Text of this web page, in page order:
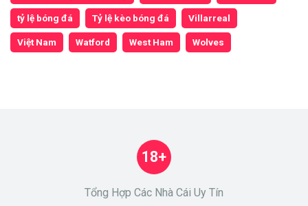
tỷ lệ bóng đá Tỷ lệ kèo bóng đá Villarreal
Việt Nam Watford West Ham Wolves
Tổng Hợp Các Nhà Cái Uy Tín
18+